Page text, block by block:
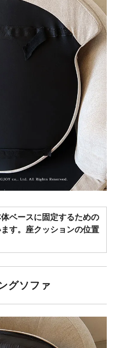
ベースに固定するための
す。座クッションの位置
グソファ